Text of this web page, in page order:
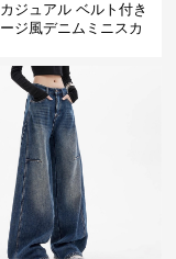
ジュアル ベルト付き
ジ風デニムミニスカ